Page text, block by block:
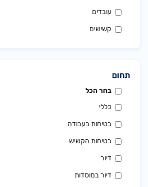
עובדים
קשישים
תחום
בחר הכל
כללי
בטיחות בעבודה
בטיחות הקשיש
דיור
דיור במוסדות